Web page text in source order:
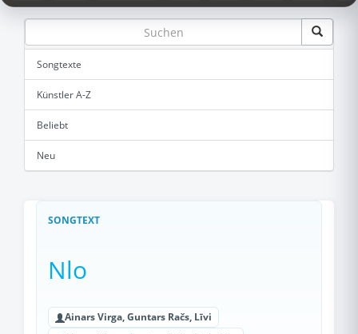
Songtexte
Künstler A-Z
Beliebt
Neu
SONGTEXT
Nlo
Ainars Virga, Guntars Račs, Līvi